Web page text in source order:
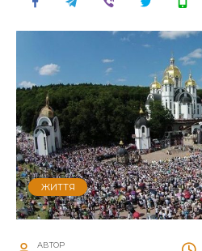
ЖИТТЯ
АВТОР